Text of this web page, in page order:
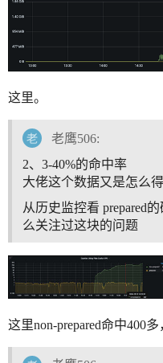
这里。
老鹰506:
2、3-40%的命中率
大佬这个数据又是怎么
从历史监控看 prepared
么关注过这块的问题
这里non-prepared命中400多